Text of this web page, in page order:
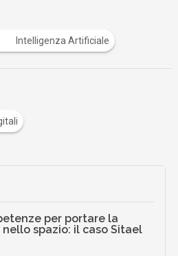
Intelligenza Artificiale
per portare la
nello spazio: il caso Sitael